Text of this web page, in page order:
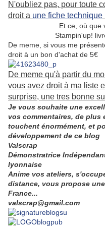
N'oubliez pas, pour toute
droit a une fiche technique
Et ce, où que
Stampin'up!
De meme, si vous me
droit à un bon d'achat de 5€
De meme qu'à partir du
vous avez droit à ma liste
surprise, une tres bonne
Je vous souhaite une
vos commentaires, de plus
touchent énormément, et
développement de ce blog
Valscrap
Démonstratrice
lyonnaise
Anime vos ateliers,
distance, vous propose
France...
valscrap@gmail.com